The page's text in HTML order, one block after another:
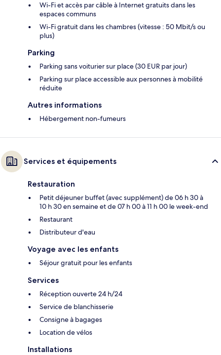
Wi-Fi et accès par câble à Internet gratuits dans les
espaces communs
Wi-Fi gratuit dans les chambres (vitesse : 50 Mbit/s ou
plus)
Parking
Parking sans voiturier sur place (30 EUR par jour)
Parking sur place accessible aux personnes à mobilité
réduite
Autres informations
Hébergement non-fumeurs
Services et équipements
Restauration
Petit déjeuner buffet (avec supplément) de 06 h 30 à
10 h 30 en semaine et de 07 h 00 à 11 h 00 le week-end
Restaurant
Distributeur d'eau
Voyage avec les enfants
Séjour gratuit pour les enfants
Services
Réception ouverte 24 h/24
Service de blanchisserie
Consigne à bagages
Location de vélos
Installations